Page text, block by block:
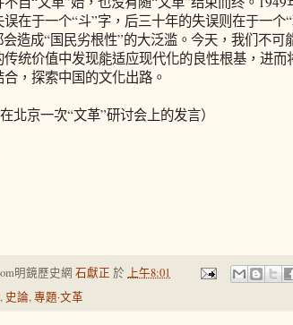
在于一个“斗”字，后三十年的失误则在于一个
造成“国民劣根性”的大泛滥。今天，我们不可
统价值中发现能适应现代化的良性根基，进而
，探索中国的文化出路。
京一次“文革”研讨会上的发言）
明鏡歷史網 石獻正 於 上午8:01
, 史論,專題·文革